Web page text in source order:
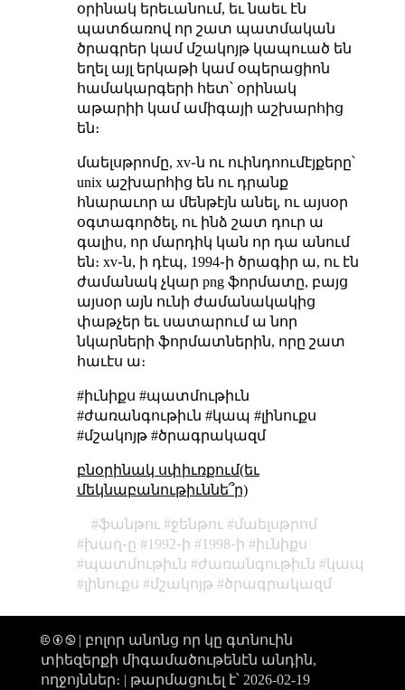
օրինակ երեւանում, եւ նաեւ էն
պատճառով որ շատ պատմական
ծրագրեր կամ մշակոյթ կապուած են
եղել այլ երկաթի կամ օպերացիոն
համակարգերի հետ՝ օրինակ
աթարիի կամ ամիգայի աշխարհից
են։
մաելսթրոմը, xv֊ն ու ուինդոումէյքերը՝
unix աշխարհից են ու դրանք
հնարաւոր ա մենթէյն անել, ու այսօր
օգտագործել, ու ինձ շատ դուր ա
գալիս, որ մարդիկ կան որ դա անում
են։ xv֊ն, ի դէպ, 1994֊ի ծրագիր ա, ու էն
ժամանակ չկար png ֆորմատը, բայց
այսօր այն ունի ժամանակակից
փաթչեր եւ սատարում ա նոր
նկարների ֆորմատներին, որը շատ
հաւէս ա։
#իւնիքս #պատմութիւն
#ժառանգութիւն #կապ #լինուքս
#մշակոյթ #ծրագրակազմ
բնօրինակ սփիւռքում(եւ
մեկնաբանութիւննե՞ր)
ֆանթու ջենթու
մաելսթրոմ
խաղ֊ը
1992֊ի 1998֊ի
իւնիքս
պատմութիւն
ժառանգութիւն
կապ
լինուքս
մշակոյթ ծրագրակազմ
🅭 🅯 🄏 | բոլոր անոնց որ կը գտնուին
տիեզերքի միգամածութենէն անդին,
ողջոյններ։ | թարմացուել է՝ 2026-02-19